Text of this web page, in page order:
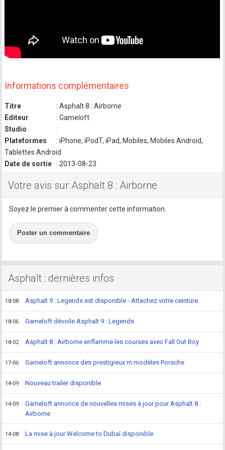
Informations complémentaires
Titre
: Asphalt 8 : Airborne
Editeur
: Gameloft
Studio
:
Plateformes
: iPhone, iPodT, iPad, Mobiles, Mobiles Android,
Tablettes Android
Date de sortie
: 2013-08-23
Votre avis sur Asphalt 8 : Airborne
Soyez le premier à commenter cette information.
Poster un commentaire
Asphalt : dernières infos
18-08 Asphalt 9 : Legends est disponible - Attachez votre ceinture
18-06 Gameloft dévoile Asphalt 9 : Legends
18-02 Asphalt 8 : Airborne enflamme les courses avec Fall Out Boy
17-06 Gameloft annonce des prestigieux m modèles Porsche
14-09 Nouveau trailer disponible
14-09
Gameloft annonce de nouvelles mises à jour pour Asphalt 8 :
Airborne
14-08 La mise à jour Welcome to Dubaï disponible